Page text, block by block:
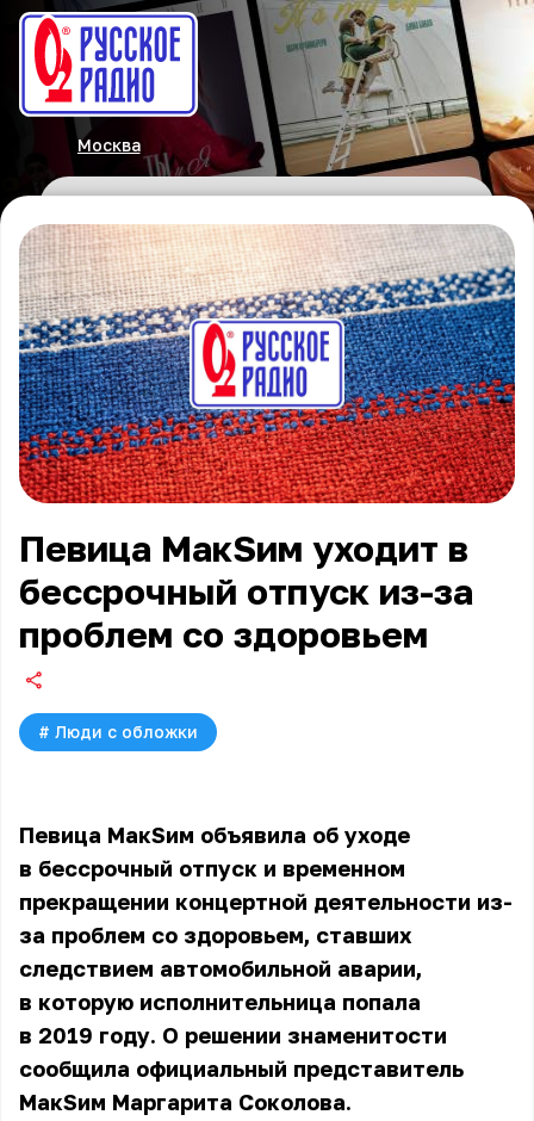
Москва
Певица МакSим уходит в
бессрочный отпуск из-за
проблем со здоровьем
# Люди с обложки
Певица МакSим объявила об уходе
в бессрочный отпуск и временном
прекращении концертной деятельности из-
за проблем со здоровьем, ставших
следствием автомобильной аварии,
в которую исполнительница попала
в 2019 году. О решении знаменитости
сообщила официальный представитель
МакSим Маргарита Соколова.